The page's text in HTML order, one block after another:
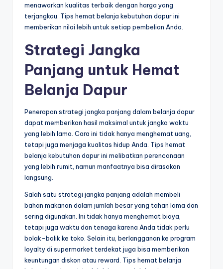
menawarkan kualitas terbaik dengan harga yang
terjangkau. Tips hemat belanja kebutuhan dapur ini
memberikan nilai lebih untuk setiap pembelian Anda.
Strategi Jangka
Panjang untuk Hemat
Belanja Dapur
Penerapan strategi jangka panjang dalam belanja dapur
dapat memberikan hasil maksimal untuk jangka waktu
yang lebih lama. Cara ini tidak hanya menghemat uang,
tetapi juga menjaga kualitas hidup Anda. Tips hemat
belanja kebutuhan dapur ini melibatkan perencanaan
yang lebih rumit, namun manfaatnya bisa dirasakan
langsung.
Salah satu strategi jangka panjang adalah membeli
bahan makanan dalam jumlah besar yang tahan lama dan
sering digunakan. Ini tidak hanya menghemat biaya,
tetapi juga waktu dan tenaga karena Anda tidak perlu
bolak-balik ke toko. Selain itu, berlangganan ke program
loyalty di supermarket terdekat juga bisa memberikan
keuntungan diskon atau reward. Tips hemat belanja